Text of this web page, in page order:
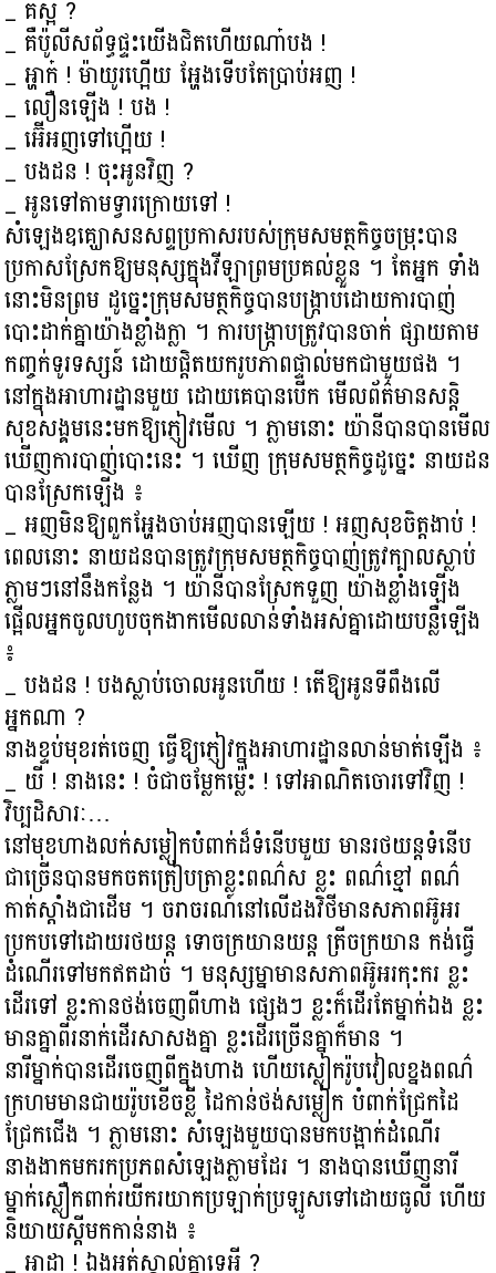
_ គឺស្អី ?
_ គឺប៉ូលីសព័ទ្ធផ្ទះយើងជិតហើយណា៎បង !
_ អ្ហាក៎ ! ម៉ាយូរហ្អើយ អ្ហែងទើបតែប្រាប់អញ !
_ លឿនឡើង ! បង !
_ អ៊ើអញទៅហ្អើយ !
_ បងដន ! ចុះអូនវិញ ?
_ អូនទៅតាមទ្វារក្រោយទៅ !
សំឡេងឧគ្ឃោសនសព្ទប្រកាសរបស់ក្រុមសមត្ថកិច្ចចម្រុះបាន
ប្រកាសស្រែកឱ្យមនុស្សក្នុងវីឡាព្រមប្រគល់ខ្លួន ។ តែអ្នក ទាំង
នោះមិនព្រម ដូច្នេះក្រុមសមត្ថកិច្ចបានបង្ក្រាបដោយការបាញ់
បោះដាក់គ្នាយ៉ាងខ្លាំងក្លា ។ ការបង្ក្រាបត្រូវបានចាក់ ផ្សាយតាម
កញ្ចក់ទូរទស្សន៍ ដោយផ្ដិតយករូបភាពផ្ទាល់មកជាមួយផង ។
នៅក្នុងអាហារដ្ឋានមួយ ដោយគេបានបើក មើលព័ត៌មានសន្តិ
សុខសង្គមនេះមកឱ្យភ្ញៀវមើល ។ ភ្លាមនោះ យ៉ានីបានបានមើល
ឃើញការបាញ់បោះនេះ ។ ឃើញ ក្រុមសមត្ថកិច្ចដូច្នេះ នាយដន
បានស្រែកឡើង ៖
_ អញមិនឱ្យពួកអ្ហែងចាប់អញបានឡើយ ! អញសុខចិត្តងាប់ !
ពេលនោះ នាយដនបានត្រូវក្រុមសមត្ថកិច្ចបាញ់ត្រូវក្បាលស្លាប់
ភ្លាមៗនៅនឹងកន្លែង ។ យ៉ានីបានស្រែកទួញ យ៉ាងខ្លាំងឡើង
ផ្អើលអ្នកចូលហូបចុកងាកមើលលាន់ទាំងអស់គ្នាដោយបន្លឺឡើង
៖
_ បងដន ! បងស្លាប់ចោលអូនហើយ ! តើឱ្យអូនទីពឹងលើ
អ្នកណា ?
នាងខ្ទប់មុខរត់ចេញ ធ្វើឱ្យភ្ញៀវក្នុងអាហារដ្ឋានលាន់មាត់ឡើង ៖
_ យី ! នាងនេះ ! ចំជាចម្លែកម្ល៉េះ ! ទៅអាណិតចោរទៅវិញ !
វិប្បដិសារៈ…
នៅមុខហាងលក់សម្លៀកបំពាក់ដ៏ទំនើបមួយ មានរថយន្តទំនើប
ជាច្រើនបានមកចតត្រៀបត្រាខ្លះពណ៌ស ខ្លះ ពណ៌ខ្មៅ ពណ៌
កាត់ស្តាំងជាដើម ។ ចរាចរណ៍នៅលើដងវិថីមានសភាពអ៊ូអរ
ប្រកបទៅដោយរថយន្ត ទោចក្រយានយន្ត ត្រីចក្រយាន កង់ធ្វើ
ដំណើរទៅមកឥតដាច់ ។ មនុស្សម្នាមានសភាពអ៊ូអរកុះករ ខ្លះ
ដើរទៅ ខ្លះកានថង់ចេញពីហាង ផ្សេងៗ ខ្លះក៏ដើរតែម្នាក់ឯង ខ្លះ
មានគ្នាពីរនាក់ដើរសាសងគ្នា ខ្លះដើរច្រើនគ្នាក៏មាន ។
នារីម្នាក់បានដើរចេញពីក្នុងហាង ហើយស្លៀករ៉ូបវៀលខ្នងពណ៌
ក្រហមមានជាយរ៉ូបខើចខ្លី ដៃកាន់ថង់សម្លៀក បំពាក់ជ្រែកដៃ
ជ្រែកជើង ។ ភ្លាមនោះ សំឡេងមួយបានមកបង្អាក់ដំណើរ
នាងងាកមករកប្រភពសំឡេងភ្លាមដែរ ។ នាងបានឃើញនារី
ម្នាក់ស្លឿកពាក់រយីករយាកប្រឡាក់ប្រឡូសទៅដោយធូលី ហើយ
និយាយស្ដីមកកាន់នាង ៖
_ អាដា ! ឯងអត់ស្គាល់គ្នាទេអី ?